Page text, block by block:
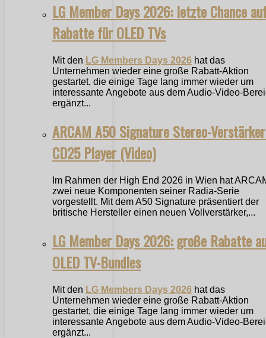
LG Member Days 2026: letzte Chance
Rabatte für OLED TVs
Mit den LG Members Days 2026 hat das
Unternehmen wieder eine große Rabatt-Aktion
gestartet, die einige Tage lang immer wieder um
interessante Angebote aus dem Audio-Video-
ergänzt...
ARCAM A50 Signature Stereo-
CD25 Player (Video)
Im Rahmen der High End 2026 in Wien hat
zwei neue Komponenten seiner Radia-Serie
vorgestellt. Mit dem A50 Signature präsentiert der
britische Hersteller einen neuen Vollverstärker,...
LG Member Days 2026: große Rabatte
OLED TV-Bundles
Mit den LG Members Days 2026 hat das
Unternehmen wieder eine große Rabatt-Aktion
gestartet, die einige Tage lang immer wieder um
interessante Angebote aus dem Audio-Video-
ergänzt...